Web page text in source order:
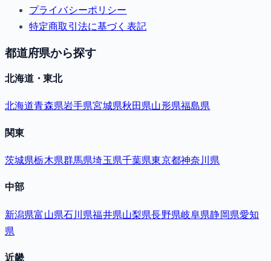
プライバシーポリシー
特定商取引法に基づく表記
都道府県から探す
北海道・東北
北海道青森県岩手県宮城県秋田県山形県福島県
関東
茨城県栃木県群馬県埼玉県千葉県東京都神奈川県
中部
新潟県富山県石川県福井県山梨県長野県岐阜県静岡県愛知
県
近畿